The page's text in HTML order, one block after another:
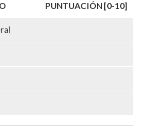
PUNTUACIÓN [0-10]